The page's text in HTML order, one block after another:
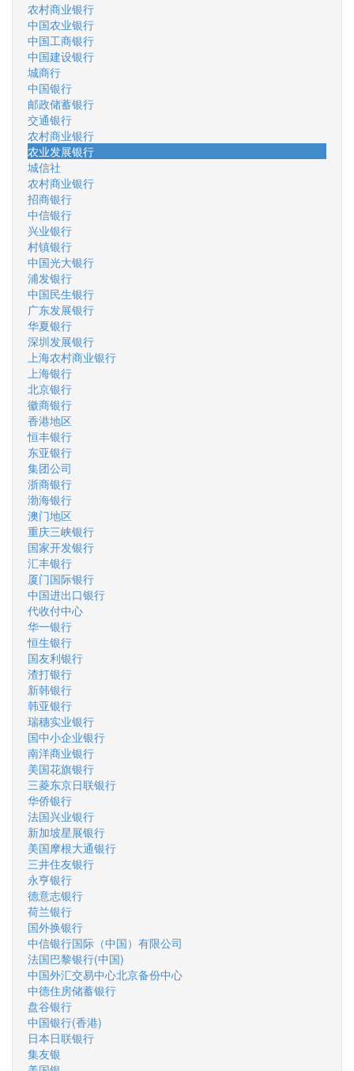
农村商业银行
中国农业银行
中国工商银行
中国建设银行
城商行
中国银行
邮政储蓄银行
交通银行
农村商业银行
农业发展银行
城信社
农村商业银行
招商银行
中信银行
兴业银行
村镇银行
中国光大银行
浦发银行
中国民生银行
广东发展银行
华夏银行
深圳发展银行
上海农村商业银行
上海银行
北京银行
徽商银行
香港地区
恒丰银行
东亚银行
集团公司
浙商银行
渤海银行
澳门地区
重庆三峡银行
国家开发银行
汇丰银行
厦门国际银行
中国进出口银行
代收付中心
华一银行
恒生银行
国友利银行
渣打银行
新韩银行
韩亚银行
瑞穗实业银行
国中小企业银行
南洋商业银行
美国花旗银行
三菱东京日联银行
华侨银行
法国兴业银行
新加坡星展银行
美国摩根大通银行
三井住友银行
永亨银行
德意志银行
荷兰银行
国外换银行
中信银行国际（中国）有限公司
法国巴黎银行(中国)
中国外汇交易中心北京备份中心
中德住房储蓄银行
盘谷银行
中国银行(香港)
日本日联银行
集友银